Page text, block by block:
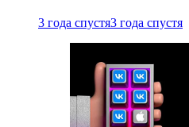
3 года спустя3 года спустя